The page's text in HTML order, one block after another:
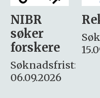
Rektor
Søknadsfrist:
15.09.2026